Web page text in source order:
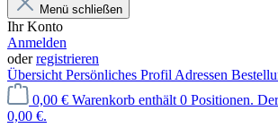
Menü schließen
Ihr Konto
Anmelden
oderregistrieren
Übersicht Persönliches Profil Adressen
0,00 € Warenkorb enthält 0 Positionen.
0,00 €.